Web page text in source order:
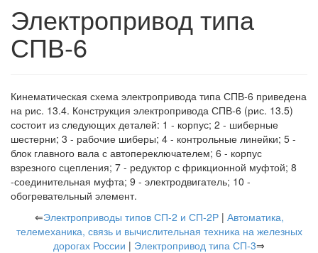
Электропривод типа
СПВ-6
Кинематическая схема электропривода типа СПВ-6 приведена
на рис. 13.4. Конструкция электропривода СПВ-6 (рис. 13.5)
состоит из следующих деталей: 1 - корпус; 2 - шиберные
шестерни; 3 - рабочие шиберы; 4 - контрольные линейки; 5 -
блок главного вала с автопереключателем; 6 - корпус
взрезного сцепления; 7 - редуктор с фрикционной муфтой; 8
-соединительная муфта; 9 - электродвигатель; 10 -
обогревательный элемент.
⇐Электроприводы типов СП-2 и СП-2Р| Автоматика,
телемеханика, связь и вычислительная техника на железных
дорогах России | Электропривод типа СП-3⇒